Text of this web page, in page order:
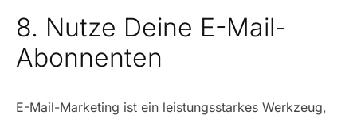
8. Nutze Deine E-Mail-
Abonnenten
E-Mail-Marketing ist ein leistungsstarkes Werkzeug,